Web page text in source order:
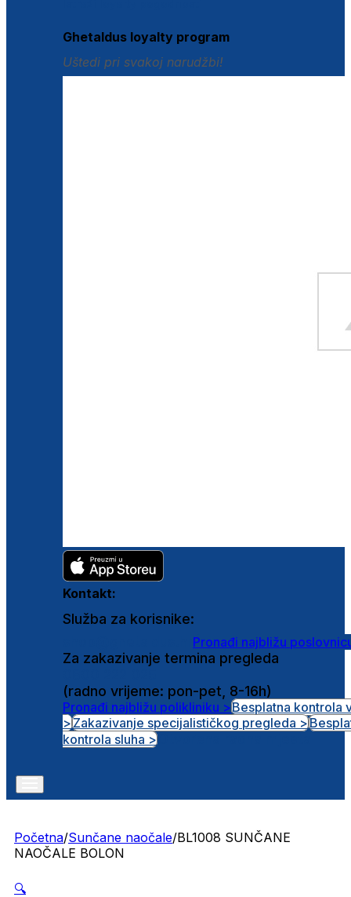
Ghetaldus loyalty program
Uštedi pri svakoj narudžbi!
Kontakt:
Služba za korisnike:
Pronađi najbližu
Za zakazivanje termina pregleda
(radno vrijeme: pon-pet, 8-16h)
Pronađi najbližu polikliniku >Besplatna kontrola
>Zakazivanje specijalističkog pregleda >
kontrola sluha >
Početna/Sunčane naočale/BL1008 SUNČANE
NAOČALE BOLON
🔍